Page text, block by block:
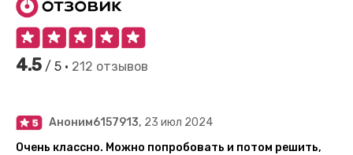
4.5 / 5 • 212 отзывов
Аноним6157913, 23 июл 2024
Очень классно. Можно попробовать и потом решить,